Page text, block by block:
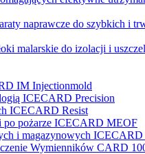
naprawcze do szybkich i
malarskie do izolacji i
IM Injectionmold
ICECARD Precision
ICECARD Resist
po pożarze ICECARD MEOF
i magazynowych ICECARD
Wymienników CARD